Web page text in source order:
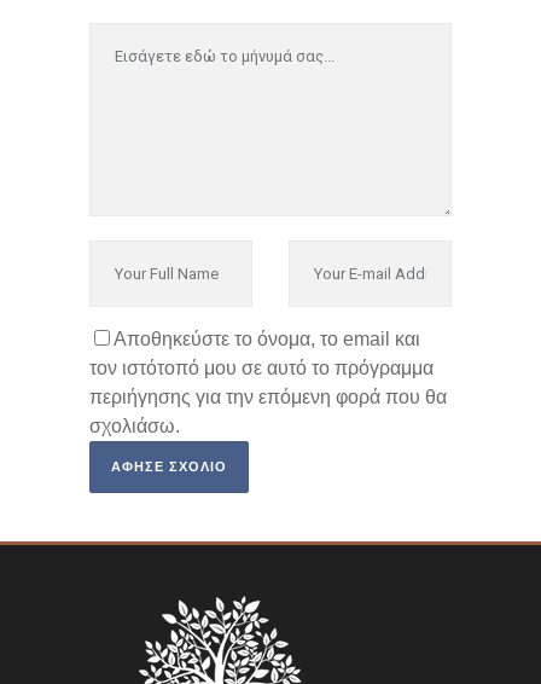
Αποθηκεύστε το όνομα, το email και
τον ιστότοπό μου σε αυτό το πρόγραμμα
περιήγησης για την επόμενη φορά που θα
σχολιάσω.